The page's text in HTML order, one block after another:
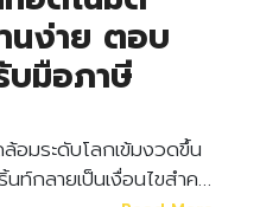
นง่าย ตอบ
บมือภาษี
อมระดับโลกเข้มงวดขึ้น
กลายเป็นเงื่อนไขสำค…